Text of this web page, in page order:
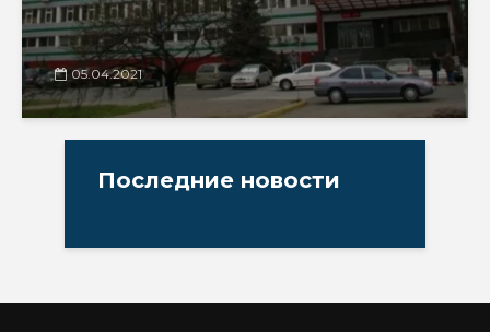
05.04.2021
Последние новости